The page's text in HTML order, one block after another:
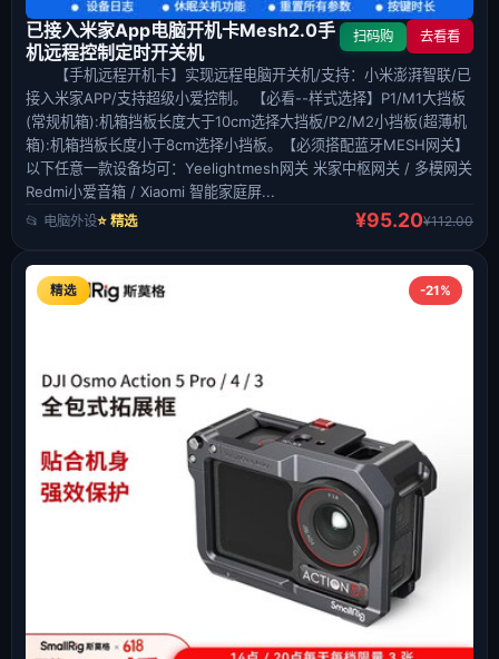
已接入米家App电脑开机卡Mesh2.0手
机远程控制定时开关机
扫码购 去看看
【手机远程开机卡】实现远程电脑开关机/支持：小米澎湃智联/已
接入米家APP/支持超级小爱控制。 【必看--样式选择】P1/M1大挡板
(常规机箱):机箱挡板长度大于10cm选择大挡板/P2/M2小挡板(超薄机
箱):机箱挡板长度小于8cm选择小挡板。【必须搭配蓝牙MESH网关】
以下任意一款设备均可：Yeelightmesh网关 米家中枢网关 / 多模网关
Redmi小爱音箱 / Xiaomi 智能家庭屏...
📂 电脑外设⭐ 精选 ¥95.20¥112.00
-21%
精选